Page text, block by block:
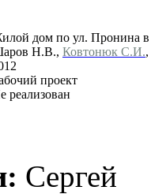
дом по ул. Пронина в
Н.В., Ковтонюк С.И.
проект
реализован
Сергей